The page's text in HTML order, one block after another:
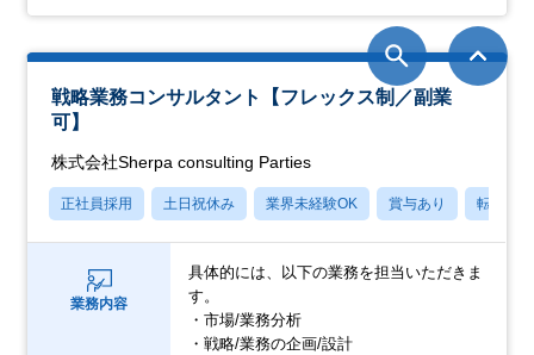
戦略業務コンサルタント【フレックス制／副業
可】
株式会社Sherpa consulting Parties
正社員採用 土日祝休み 業界未経験OK 賞与あり 転勤なし
業務内容
具体的には、以下の業務を担当いただきま
す。
・市場/業務分析
・戦略/業務の企画/設計